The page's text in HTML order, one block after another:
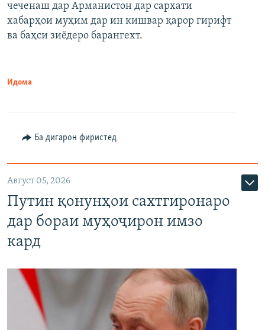
720p 1080p
чеченаш дар Арманистон дар сархати
хабарҳои муҳим дар ин кишвар қарор гирифт
ва баҳси зиёдеро барангехт.
Идома
Ба дигарон фиристед
Август 05, 2026
Путин қонунҳои сахтгиронаро
дар бораи муҳоҷирон имзо
кард